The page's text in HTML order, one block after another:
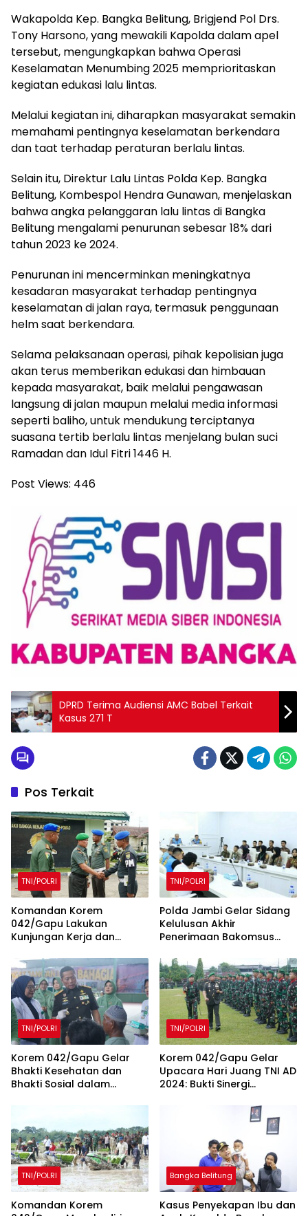
Wakapolda Kep. Bangka Belitung, Brigjend Pol Drs.
Tony Harsono, yang mewakili Kapolda dalam apel
tersebut, mengungkapkan bahwa Operasi
Keselamatan Menumbing 2025 memprioritaskan
kegiatan edukasi lalu lintas.
Melalui kegiatan ini, diharapkan masyarakat semakin
memahami pentingnya keselamatan berkendara
dan taat terhadap peraturan berlalu lintas.
Selain itu, Direktur Lalu Lintas Polda Kep. Bangka
Belitung, Kombespol Hendra Gunawan, menjelaskan
bahwa angka pelanggaran lalu lintas di Bangka
Belitung mengalami penurunan sebesar 18% dari
tahun 2023 ke 2024.
Penurunan ini mencerminkan meningkatnya
kesadaran masyarakat terhadap pentingnya
keselamatan di jalan raya, termasuk penggunaan
helm saat berkendara.
Selama pelaksanaan operasi, pihak kepolisian juga
akan terus memberikan edukasi dan himbauan
kepada masyarakat, baik melalui pengawasan
langsung di jalan maupun melalui media informasi
seperti baliho, untuk mendukung terciptanya
suasana tertib berlalu lintas menjelang bulan suci
Ramadan dan Idul Fitri 1446 H.
Post Views: 446
DPRD Terima Audiensi AMC Babel Terkait
Kasus 271 T
Pos Terkait
TNI/POLRI
Komandan Korem
042/Gapu Lakukan
Kunjungan Kerja dan
Jambi
TNI/POLRI
Polda Jambi Gelar Sidang
Kelulusan Akhir
Penerimaan Bakomsus
TNI/POLRI
Korem 042/Gapu Gelar
Bhakti Kesehatan dan
Bhakti Sosial dalam
TNI/POLRI
Korem 042/Gapu Gelar
Upacara Hari Juang TNI AD
2024: Bukti Sinergi
TNI/POLRI
Komandan Korem
Bangka Belitung
Kasus Penyekapan Ibu dan